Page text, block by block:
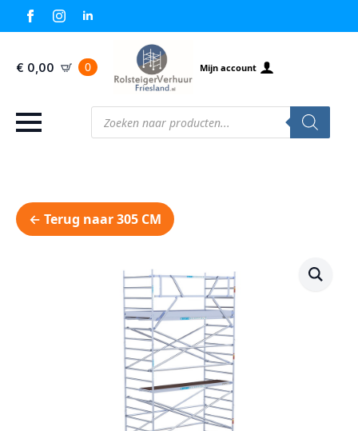
€ 0,00 0 Mijn account
Producten
zoeken
← Terug naar 305 CM